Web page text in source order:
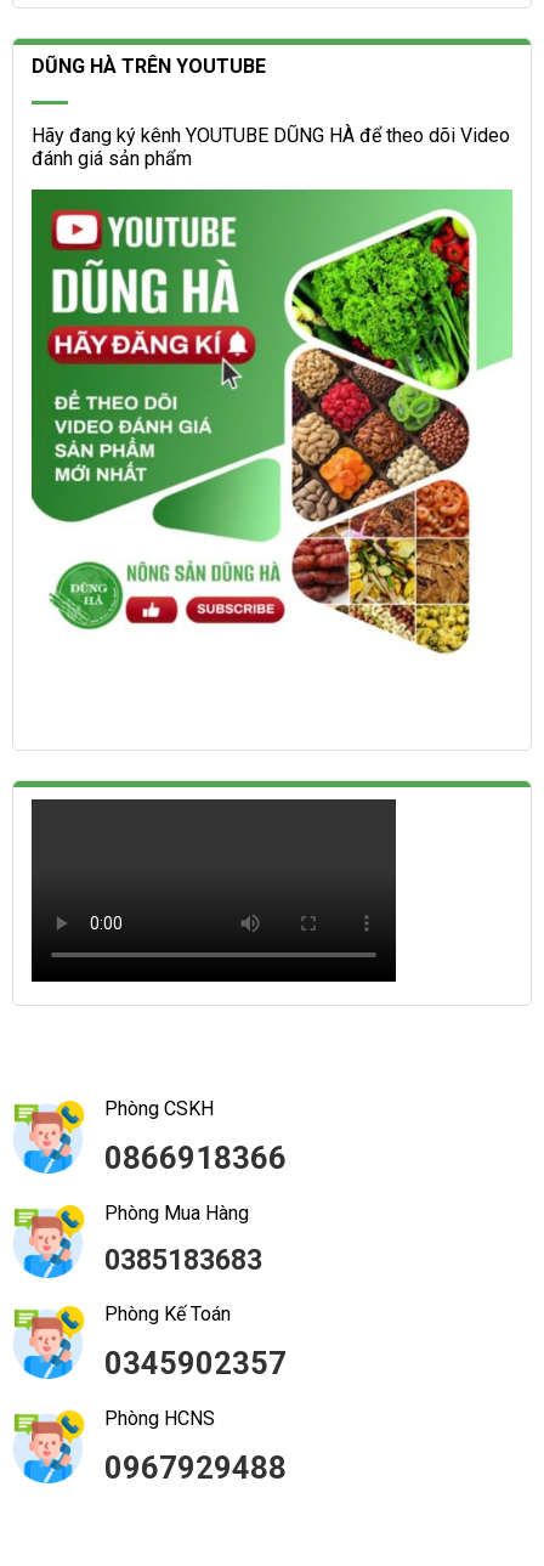
DŨNG HÀ TRÊN YOUTUBE
Hãy đang ký kênh YOUTUBE DŨNG HÀ để theo dõi Video
đánh giá sản phẩm
Phòng CSKH
0866918366
Phòng Mua Hàng
0385183683
Phòng Kế Toán
0345902357
Phòng HCNS
0967929488